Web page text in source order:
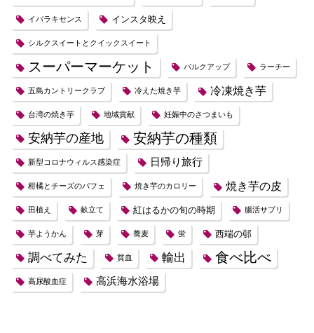
イバラキセンス インスタ映え
シルクスイートとクイックスイート
スーパーマーケット バルクアップ ラーチー
五島カントリークラブ 冷えた焼き芋 冷凍焼き芋
台湾の焼き芋 地域貢献 妊娠中のさつまいも
安納芋の産地 安納芋の種類
新型コロナウィルス感染症 日帰り旅行
柑橘とチーズのパフェ 焼き芋のカロリー 焼き芋の皮
田植え 畝立て 紅はるかの旬の時期 腸活サプリ
芋ようかん 芽 蕎麦 蛍 西端の邨
調べてみた 貧血 輸出 食べ比べ
高尿酸血症 高浜海水浴場